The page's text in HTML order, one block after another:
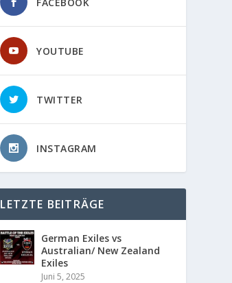
YOUTUBE
TWITTER
INSTAGRAM
LETZTE BEITRÄGE
German Exiles vs
Australian/ New Zealand
Exiles
Juni 5, 2025